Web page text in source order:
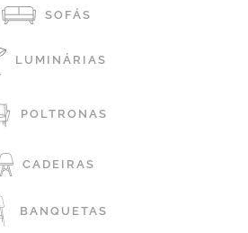
SOFÁS
LUMINÁRIAS
POLTRONAS
CADEIRAS
BANQUETAS